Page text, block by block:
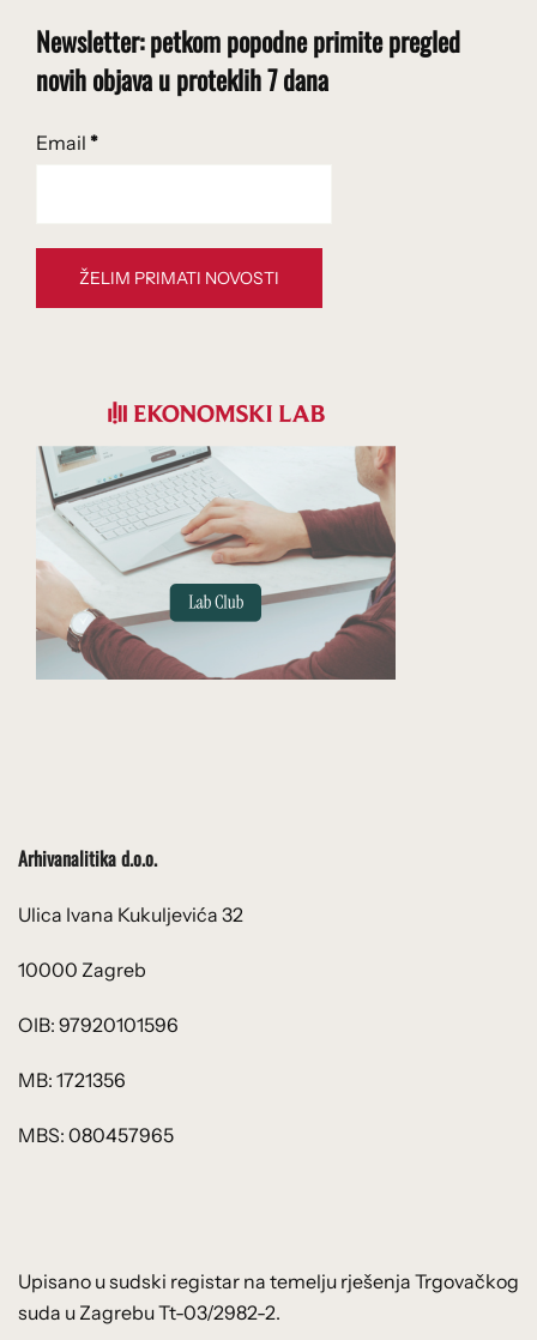
Newsletter: petkom popodne primite pregled
novih objava u proteklih 7 dana
Email *
Arhivanalitika d.o.o.
Ulica Ivana Kukuljevića 32
10000 Zagreb
OIB: 97920101596
MB: 1721356
MBS: 080457965
Upisano u sudski registar na temelju rješenja Trgovačkog
suda u Zagrebu Tt-03/2982-2.